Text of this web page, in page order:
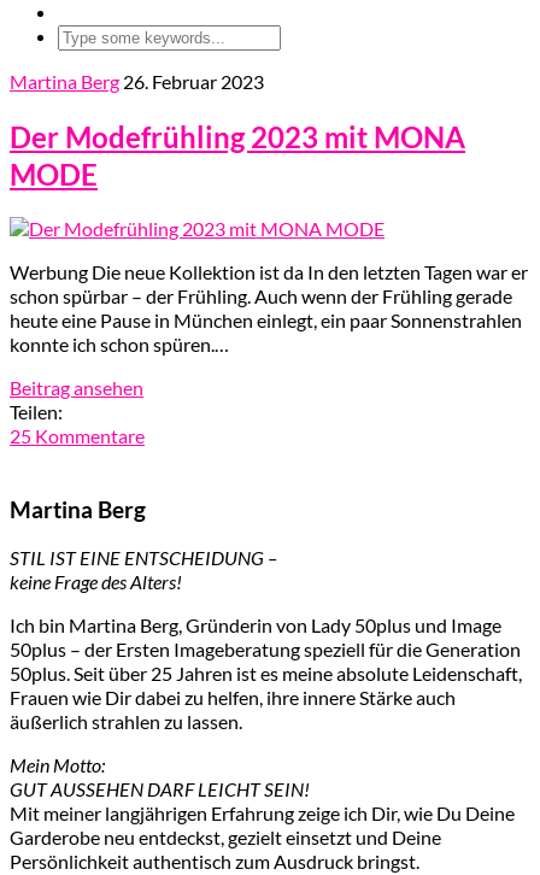
Martina Berg 26. Februar 2023
Der Modefrühling 2023 mit MONA
MODE
Werbung Die neue Kollektion ist da In den letzten Tagen war er
schon spürbar – der Frühling. Auch wenn der Frühling gerade
heute eine Pause in München einlegt, ein paar Sonnenstrahlen
konnte ich schon spüren.…
Beitrag ansehen
Teilen:
25 Kommentare
Martina Berg
STIL IST EINE ENTSCHEIDUNG –
keine Frage des Alters!
Ich bin Martina Berg, Gründerin von Lady 50plus und Image
50plus – der Ersten Imageberatung speziell für die Generation
50plus. Seit über 25 Jahren ist es meine absolute Leidenschaft,
Frauen wie Dir dabei zu helfen, ihre innere Stärke auch
äußerlich strahlen zu lassen.
Mein Motto:
GUT AUSSEHEN DARF LEICHT SEIN!
Mit meiner langjährigen Erfahrung zeige ich Dir, wie Du Deine
Garderobe neu entdeckst, gezielt einsetzt und Deine
Persönlichkeit authentisch zum Ausdruck bringst.